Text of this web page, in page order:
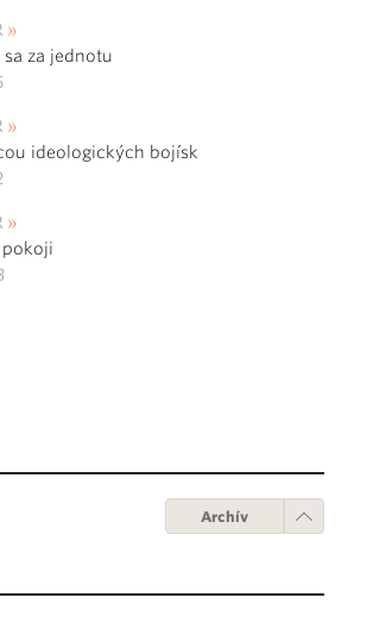
za jednotu
ideologických bojísk
pokoji
Archív